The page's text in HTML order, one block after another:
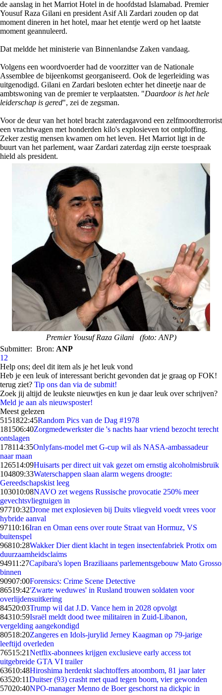
de aanslag in het Marriot Hotel in de hoofdstad Islamabad. Premier
Yousuf Raza Gilani en president Asif Ali Zardari zouden op dat
moment dineren in het hotel, maar het etentje werd op het laatste
moment geannuleerd.
Dat meldde het ministerie van Binnenlandse Zaken vandaag.
Volgens een woordvoerder had de voorzitter van de Nationale
Assemblee de bijeenkomst georganiseerd. Ook de legerleiding was
uitgenodigd. Gilani en Zardari besloten echter het dineetje naar de
ambtswoning van de premier te verplaatsten. "Daardoor is het hele
leiderschap is gered", zei de zegsman.
Voor de deur van het hotel bracht zaterdagavond een zelfmoordterrorist
een vrachtwagen met honderden kilo's explosieven tot ontploffing.
Zeker zestig mensen kwamen om het leven. Het Marriot ligt in de
buurt van het parlement, waar Zardari zaterdag zijn eerste toespraak
hield als president.
Premier Yousuf Raza Gilani (foto: ANP)
Submitter: Bron: ANP
12
Help ons; deel dit item als je het leuk vond
Heb je een leuk of interessant bericht gevonden dat je graag op FOK!
terug ziet? Tip ons dan via de submit!
Zoek jij altijd de leukste nieuwtjes en kun je daar leuk over schrijven?
Meld je aan als nieuwsposter!
Meest gelezen
5151822:45Random Pics van de Dag #1978
181506:40Zorgmedewerkster die 's nachts haar vriend bezocht terecht
ontslagen
178114:35Onlyfans-model met G-cup wil als NASA-ambassadeur
naar maan
126514:09Huisarts per direct uit vak gezet om ernstig alcoholmisbruik
104809:33Waterschappen slaan alarm wegens droogte:
Gereedschapskist leeg
103010:08NAVO zet wegens Russische provocatie 250% meer
gevechtsvliegtuigen in
97710:32Drone met explosieven bij Duits vliegveld voedt vrees voor
hybride aanval
97110:16Iran en Oman eens over route Straat van Hormuz, VS
buitenspel
96810:28Wakker Dier dient klacht in tegen insectenfabriek Protix om
duurzaamheidsclaims
94911:27Capibara's lopen Braziliaans parlementsgebouw Mato Grosso
binnen
90907:00Forensics: Crime Scene Detective
86519:42'Zwarte weduwes' in Rusland trouwen soldaten voor
overlijdensuitkering
84520:03Trump wil dat J.D. Vance hem in 2028 opvolgt
84310:59Israël meldt dood twee militairen in Zuid-Libanon,
vergelding aangekondigd
80518:20Zangeres en Idols-jurylid Jerney Kaagman op 79-jarige
leeftijd overleden
76515:21Netflix-abonnees krijgen exclusieve early access tot
uitgebreide GTA VI trailer
63610:48Hiroshima herdenkt slachtoffers atoombom, 81 jaar later
63520:11Duitser (93) crasht met quad tegen boom, vier gewonden
57020:40NPO-manager Menno de Boer geschorst na dickpic in